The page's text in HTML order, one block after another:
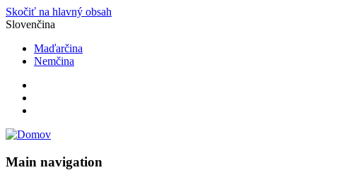
Skočiť na hlavný obsah
Slovenčina
Maďarčina
Nemčina
Main navigation